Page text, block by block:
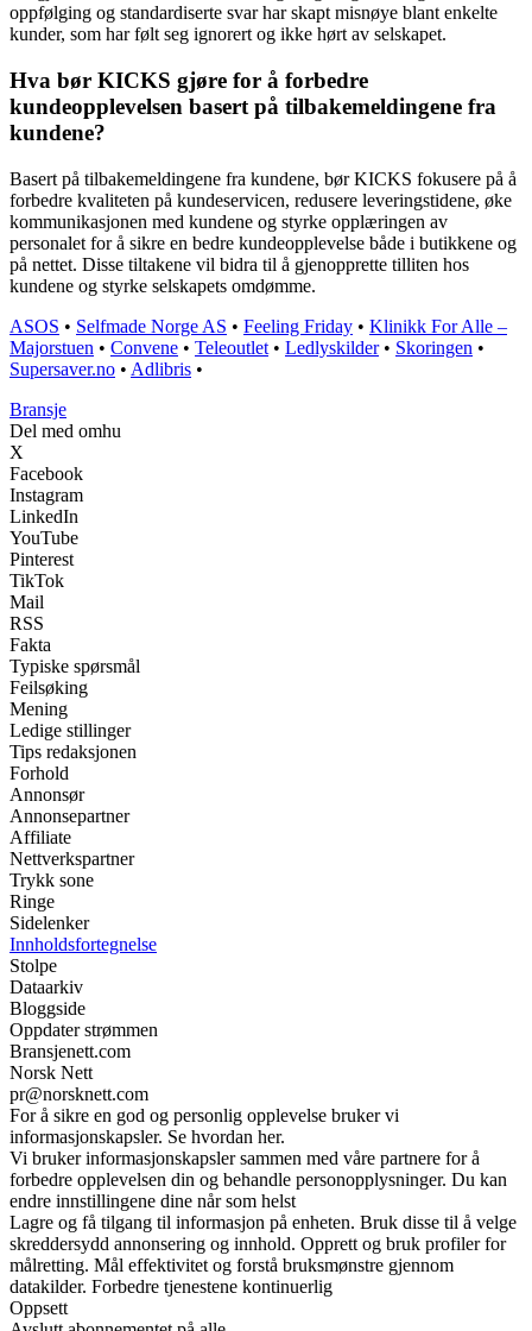
oppfølging og standardiserte svar har skapt misnøye blant enkelte
kunder, som har følt seg ignorert og ikke hørt av selskapet.
Hva bør KICKS gjøre for å forbedre
kundeopplevelsen basert på tilbakemeldingene fra
kundene?
Basert på tilbakemeldingene fra kundene, bør KICKS fokusere på å
forbedre kvaliteten på kundeservicen, redusere leveringstidene, øke
kommunikasjonen med kundene og styrke opplæringen av
personalet for å sikre en bedre kundeopplevelse både i butikkene og
på nettet. Disse tiltakene vil bidra til å gjenopprette tilliten hos
kundene og styrke selskapets omdømme.
ASOS • Selfmade Norge AS • Feeling Friday • Klinikk For Alle –
Majorstuen • Convene • Teleoutlet • Ledlyskilder• Skoringen •
Supersaver.no • Adlibris •
Bransje
Del med omhu
X
Facebook
Instagram
LinkedIn
YouTube
Pinterest
TikTok
Mail
RSS
Fakta
Typiske spørsmål
Feilsøking
Mening
Ledige stillinger
Tips redaksjonen
Forhold
Annonsør
Annonsepartner
Affiliate
Nettverkspartner
Trykk sone
Ringe
Sidelenker
Innholdsfortegnelse
Stolpe
Dataarkiv
Bloggside
Oppdater strømmen
Bransjenett.com
Norsk Nett
pr@norsknett.com
For å sikre en god og personlig opplevelse bruker vi
informasjonskapsler. Se hvordan her.
Vi bruker informasjonskapsler sammen med våre partnere for å
forbedre opplevelsen din og behandle personopplysninger. Du kan
endre innstillingene dine når som helst
Lagre og få tilgang til informasjon på enheten. Bruk disse til å velge
skreddersydd annonsering og innhold. Opprett og bruk profiler for
målretting. Mål effektivitet og forstå bruksmønstre gjennom
datakilder. Forbedre tjenestene kontinuerlig
Oppsett